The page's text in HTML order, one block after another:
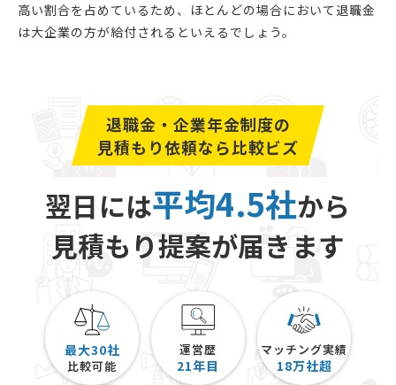
高い割合を占めているため、ほとんどの場合において退職金
は大企業の方が給付されるといえるでしょう。
退職金・企業年金制度の
見積もり依頼なら比較ビズ
翌日には平均4.5社から
見積もり提案が届きます
最大30社
比較可能
運営歴
21年目
マッチング実績
18万社超